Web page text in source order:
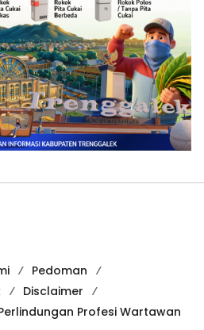
Pedoman
Disclaimer
Profesi Wartawan